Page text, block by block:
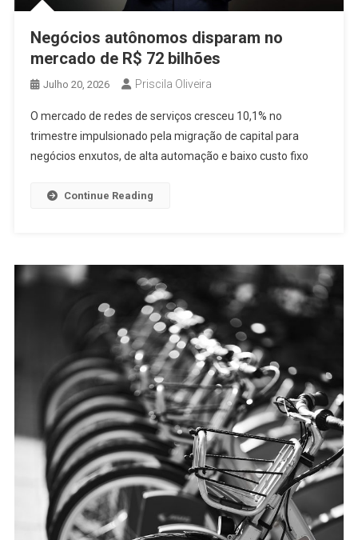
Negócios autônomos disparam no
mercado de R$ 72 bilhões
Julho 20, 2026 Priscila Oliveira
O mercado de redes de serviços cresceu 10,1% no
trimestre impulsionado pela migração de capital para
negócios enxutos, de alta automação e baixo custo fixo
Continue Reading